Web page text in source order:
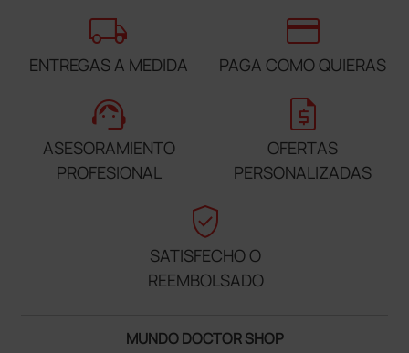
local_shipping
ENTREGAS A MEDIDA
credit_card
PAGA COMO QUIERAS
support_agent
ASESORAMIENTO
PROFESIONAL
request_quote
OFERTAS
PERSONALIZADAS
verified_user
SATISFECHO O
REEMBOLSADO
MUNDO DOCTOR SHOP